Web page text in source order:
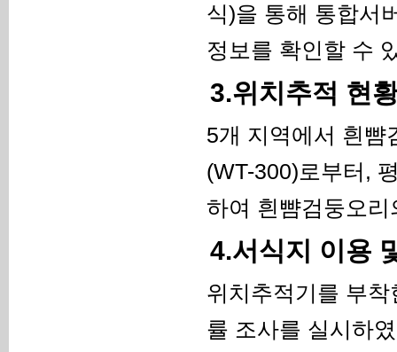
식)을 통해 통합서
정보를 확인할 수
3.위치추적 현
5개 지역에서 흰뺨
(WT-300)로부터,
하여 흰뺨검둥오
4.서식지 이용
위치추적기를 부
률 조사를 실시하